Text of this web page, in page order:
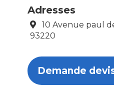
Adresses
10 Avenue paul
93220
Demande